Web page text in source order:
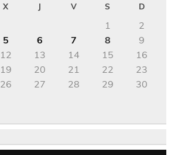
X J V S D
1
2
5 6 7 8
9
12 13 14 15
16
19 20 21 22
23
26 27 28 29
30